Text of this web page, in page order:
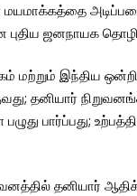
ஜனநாயக
மற்றும் இந்திய
தனியார்
பழுது பார்ப்பது;
தனியார்